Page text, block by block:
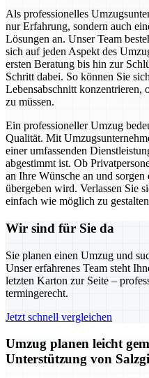
Als professionelles
nur Erfahrung, sondern auch
Lösungen an. Unser Team
sich auf jeden Aspekt des
ersten Beratung bis hin zur
Schritt dabei. So können Sie
Lebensabschnitt konzentrieren,
zu müssen.
Ein professioneller Umzug
Qualität. Mit
einer umfassenden
abgestimmt ist. Ob
an Ihre Wünsche an und sorgen
übergeben wird. Verlassen Sie
einfach wie möglich zu
Wir sind für Sie da
Sie planen einen Umzug und
Unser erfahrenes Team steht
letzten Karton zur Seite –
termingerecht.
Jetzt schnell vergleichen
Umzug planen leicht
Unterstützung von